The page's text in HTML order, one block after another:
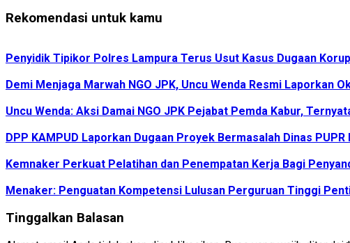
Rekomendasi untuk kamu
Penyidik Tipikor Polres Lampura Terus Usut Kasus Dugaan
Demi Menjaga Marwah NGO JPK, Uncu Wenda Resmi Laporkan
Uncu Wenda: Aksi Damai NGO JPK Pejabat Pemda Kabur,
DPP KAMPUD Laporkan Dugaan Proyek Bermasalah Dinas
Kemnaker Perkuat Pelatihan dan Penempatan Kerja Bagi
Menaker: Penguatan Kompetensi Lulusan Perguruan Tinggi
Tinggalkan Balasan